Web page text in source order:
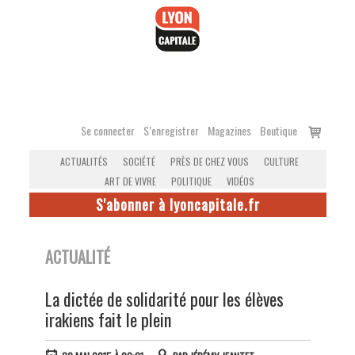
Se connecter S’enregistrer Magazines Boutique
Voir
ACTUALITÉS SOCIÉTÉ PRÈS DE CHEZ VOUS
CULTURE
ART DE VIVRE
POLITIQUE VIDÉOS
S'abonner à lyoncapitale.fr
ACTUALITÉ
La dictée de solidarité pour les élèves
irakiens fait le plein